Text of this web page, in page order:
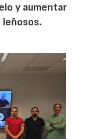
y aumentar
leñosos.